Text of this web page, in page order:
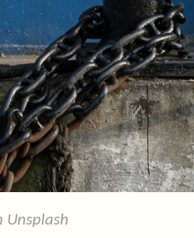
Unsplash